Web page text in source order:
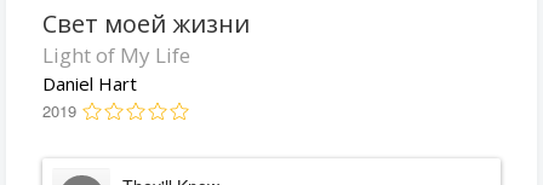
Свет моей жизни
Light of My Life
Daniel Hart
2019